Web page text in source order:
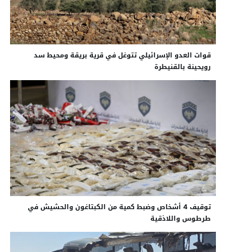
قوات العدو الإسرائيلي تتوغل في قرية بريقة ومحيط سد
رويحينة بالقنيطرة
توقيف 4 أشخاص وضبط كمية من الكبتاغون والحشيش في
طرطوس واللاذقية